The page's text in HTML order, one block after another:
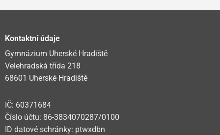
Kontaktní údaje
Gymnázium Uherské Hradiště
Velehradská třída 218
68601 Uherské Hradiště
IČ: 60371684
Číslo účtu: 86-3834070287/0100
ID datové schránky: ptwxdbn